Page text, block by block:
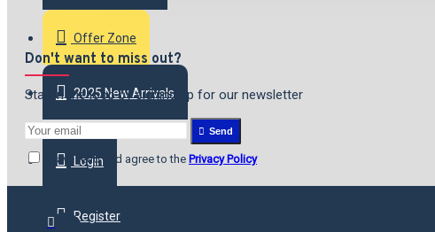
Offer Zone
2025 New Arrivals
Login
Register
Don't want to miss out?
Stay in the loop by signing up for our newsletter
Send
I have read and agree to the Privacy Policy